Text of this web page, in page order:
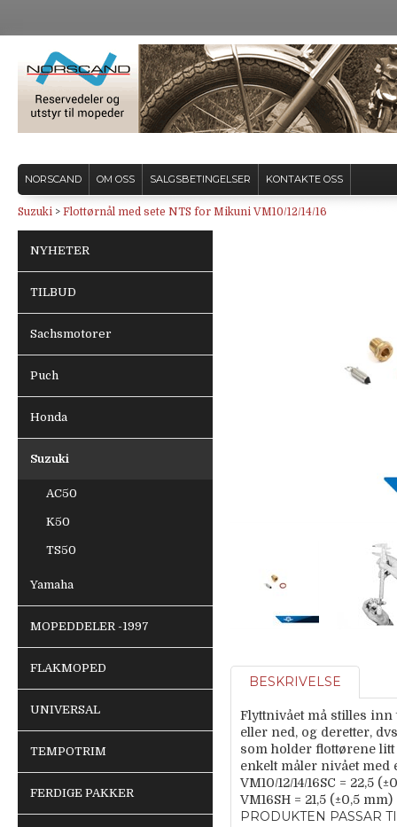
NORSCAND OM OSS SALGSBETINGELSER KONTAKTE OSS
Suzuki > Flottørnål med sete NTS for Mikuni VM10/12/14/16
NYHETER
TILBUD
Sachsmotorer
Puch
Honda
Suzuki
AC50
K50
TS50
Yamaha
MOPEDDELER -1997
FLAKMOPED
UNIVERSAL
TEMPOTRIM
FERDIGE PAKKER
BESKRIVELSE
Flyttnivået må stilles inn
eller ned, og deretter,
som holder flottørene
enkelt måler nivået
VM10/12/14/16SC = 22,5
VM16SH = 21,5 (±0,5 mm)
PRODUKTEN PASSAR